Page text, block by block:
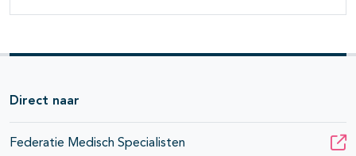
Direct naar
Federatie Medisch Specialisten